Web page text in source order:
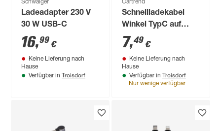
Schwaiger
Ladeadapter 230 V
30 W USB-C
16,99 €
Keine Lieferung nach
Hause
Verfügbar in Troisdorf
Cartrend
Schnellladekabel
Winkel TypC auf
lightning
7,49 €
Keine Lieferung nach
Hause
Verfügbar in Troisdorf
Nur wenige verfügbar